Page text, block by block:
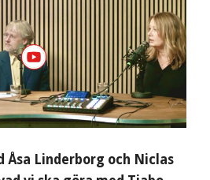
Åsa Linderborg och Niclas